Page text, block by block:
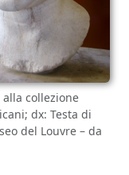
collezione
dx: Testa di
del Louvre – da